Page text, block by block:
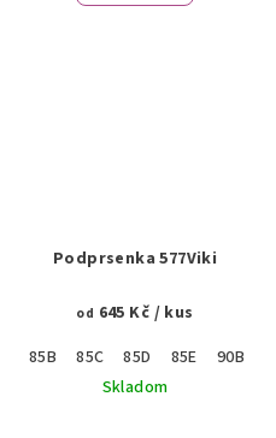
Podprsenka 577Viki
od 645 Kč / kus
85B
85C 85D 85E 90B
Skladom